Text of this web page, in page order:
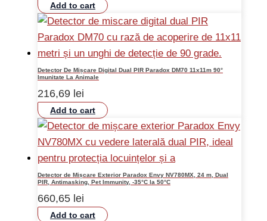
Add to cart
Detector De Mișcare Digital Dual PIR Paradox DM70 11x11m 90°
Imunitate La Animale
216,69 lei
Add to cart
Detector de Mișcare Exterior Paradox Envy NV780MX, 24 m, Dual
PIR, Antimasking, Pet Immunity, -35°C la 50°C
660,65 lei
Add to cart